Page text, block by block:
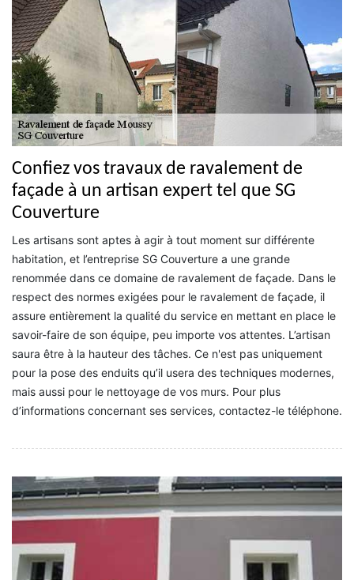
Confiez vos travaux de ravalement de
façade à un artisan expert tel que SG
Couverture
Les artisans sont aptes à agir à tout moment sur différente
habitation, et l’entreprise SG Couverture a une grande
renommée dans ce domaine de ravalement de façade. Dans le
respect des normes exigées pour le ravalement de façade, il
assure entièrement la qualité du service en mettant en place le
savoir-faire de son équipe, peu importe vos attentes. L’artisan
saura être à la hauteur des tâches. Ce n'est pas uniquement
pour la pose des enduits qu’il usera des techniques modernes,
mais aussi pour le nettoyage de vos murs. Pour plus
d’informations concernant ses services, contactez-le téléphone.